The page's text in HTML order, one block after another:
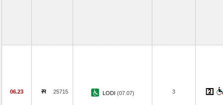
06.23 25715 LODI (07.07) 3